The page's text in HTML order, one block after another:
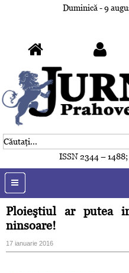
Duminică - 9
ISSN 2344 –
Ploieştiul ar putea
ninsoare!
17 ianuarie 2016